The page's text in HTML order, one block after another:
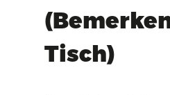
Tisch)